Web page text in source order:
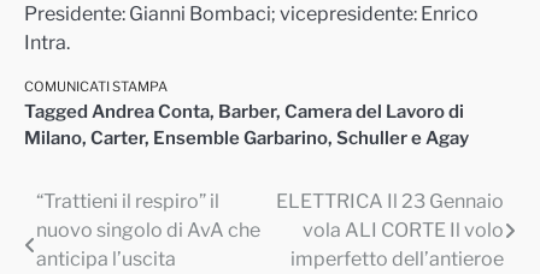
Presidente: Gianni Bombaci; vicepresidente: Enrico
Intra.
COMUNICATI STAMPA
Tagged Andrea Conta, Barber, Camera del Lavoro di
Milano, Carter, Ensemble Garbarino, Schuller e Agay
Navigazione
articoli
“Trattieni il respiro” il
nuovo singolo di AvA che
anticipa l’uscita
ELETTRICA Il 23 Gennaio
vola ALI CORTE Il volo
imperfetto dell’antieroe